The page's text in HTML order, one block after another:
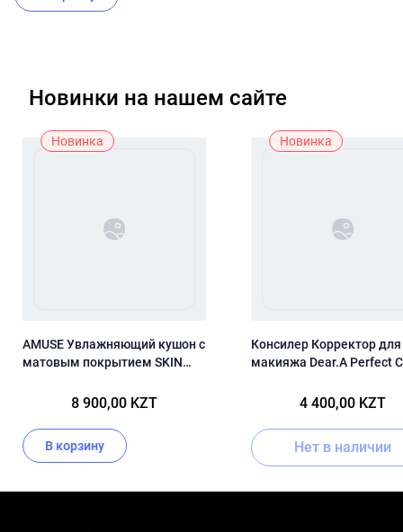
Новинки на нашем сайте
Новинка
AMUSE Увлажняющий кушон с
матовым покрытием SKIN
02 NUDE TUNE SPF 45 PA+++
8 900,00 KZT
В корзину
Новинка
Консилер Корректор для
макияжа Dear.A Perfect
4 400,00 KZT
Нет в наличии